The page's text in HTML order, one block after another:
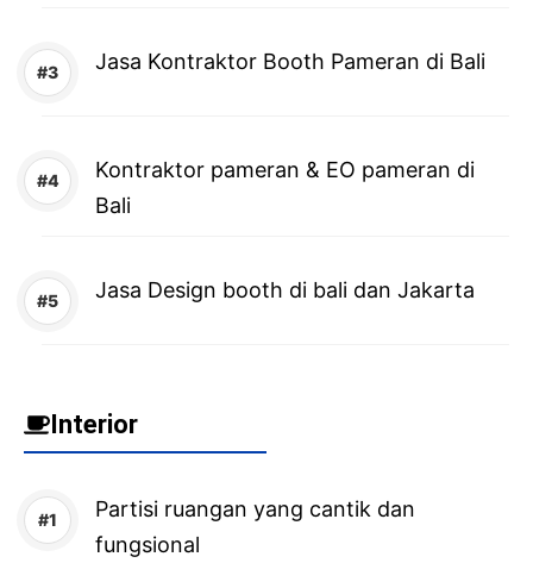
Jasa Kontraktor Booth Pameran di Bali
Kontraktor pameran & EO pameran di
Bali
Jasa Design booth di bali dan Jakarta
Interior
Partisi ruangan yang cantik dan
fungsional